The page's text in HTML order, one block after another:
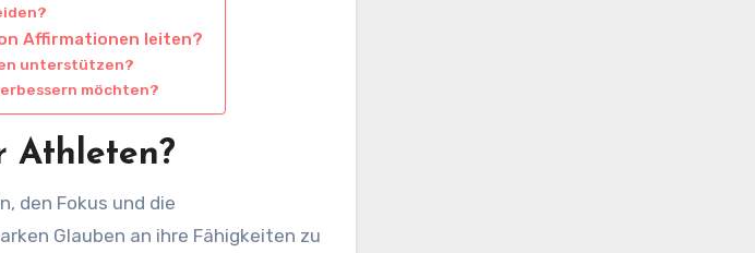
Affirmationen leiten?
unterstützen?
möchten?
Athleten?
den Fokus und die
Glauben an ihre Fähigkeiten zu